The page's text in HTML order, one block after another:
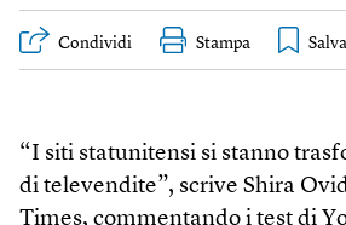
Condividi Stampa
“I siti statunitensi si stanno
di televendite”, scrive Shira
Times, commentando i test di